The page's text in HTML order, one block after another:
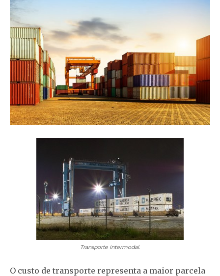
Transporte intermodal.
O custo de transporte representa a maior parcela